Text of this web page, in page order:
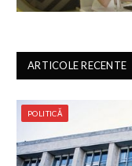
ARTICOLE RECENTE
POLITICĂ